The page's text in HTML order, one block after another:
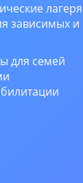
лагеря
зависимых и
для семей